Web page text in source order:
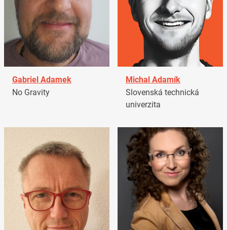
Gabriel Adamek
No Gravity
Michal Adamík
Slovenská technická
univerzita